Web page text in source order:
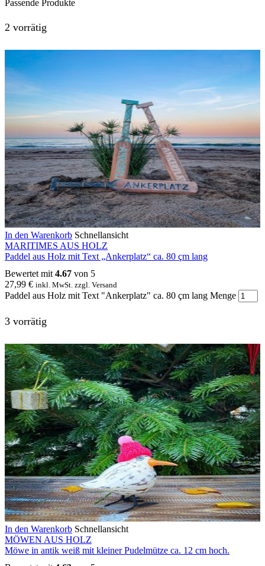
Passende Produkte
2 vorrätig
In den Warenkorb Schnellansicht
MARITIMES AUS HOLZ
Paddel aus Holz mit Text „Ankerplatz“ ca. 80 çm lang
Bewertet mit 4.67 von 5
27,99 € inkl. MwSt. zzgl. Versand
Paddel aus Holz mit Text "Ankerplatz" ca. 80 çm lang Menge
3 vorrätig
In den Warenkorb Schnellansicht
MÖWEN AUS HOLZ
Möwe in antik weiß mit kleiner Pudelmütze ca. 12 cm hoch.